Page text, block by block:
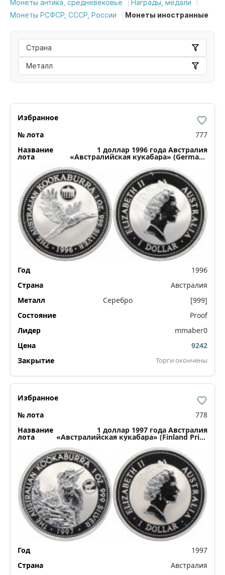
Монеты антика, средневековье
Награды, медали
Монеты РСФСР, СССР, России
Монеты иностранные
Страна
Металл
777
1 доллар 1996 года Австралия
«Австралийская кукабара» (Germany
1996
Австралия
Серебро
[999]
Proof
mmaber0
9242
Торги окончены
778
1 доллар 1997 года Австралия
«Австралийская кукабара» (Finland Privy
1997
Австралия